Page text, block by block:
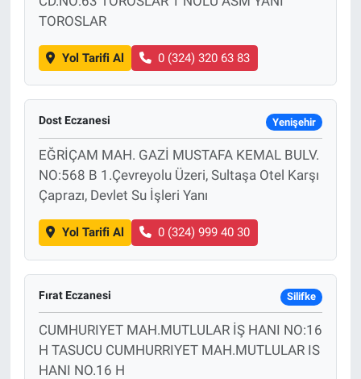
TOROSLAR
Yol Tarifi Al 0 (324) 320 63 83
Dost Eczanesi Yenişehir
EĞRİÇAM MAH. GAZİ MUSTAFA KEMAL BULV.
NO:568 B 1.Çevreyolu Üzeri, Sultaşa Otel Karşı
Çaprazı, Devlet Su İşleri Yanı
Yol Tarifi Al 0 (324) 999 40 30
Fırat Eczanesi Silifke
CUMHURIYET MAH.MUTLULAR İŞ HANI NO:16
H TASUCU CUMHURRIYET MAH.MUTLULAR IS
HANI NO.16 H